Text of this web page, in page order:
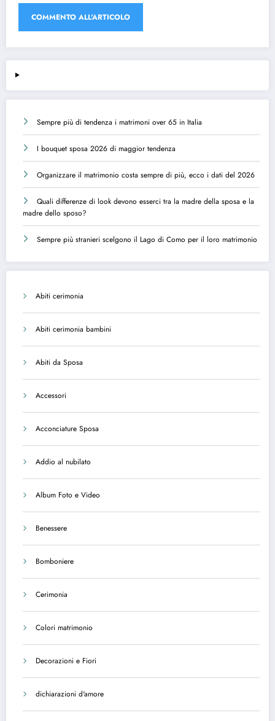
Sempre più di tendenza i matrimoni over 65 in Italia
I bouquet sposa 2026 di maggior tendenza
Organizzare il matrimonio costa sempre di più, ecco i dati del 2026
Quali differenze di look devono esserci tra la madre della sposa e la
madre dello sposo?
Sempre più stranieri scelgono il Lago di Como per il loro matrimonio
Abiti cerimonia
Abiti cerimonia bambini
Abiti da Sposa
Accessori
Acconciature Sposa
Addio al nubilato
Album Foto e Video
Benessere
Bomboniere
Cerimonia
Colori matrimonio
Decorazioni e Fiori
dichiarazioni d'amore